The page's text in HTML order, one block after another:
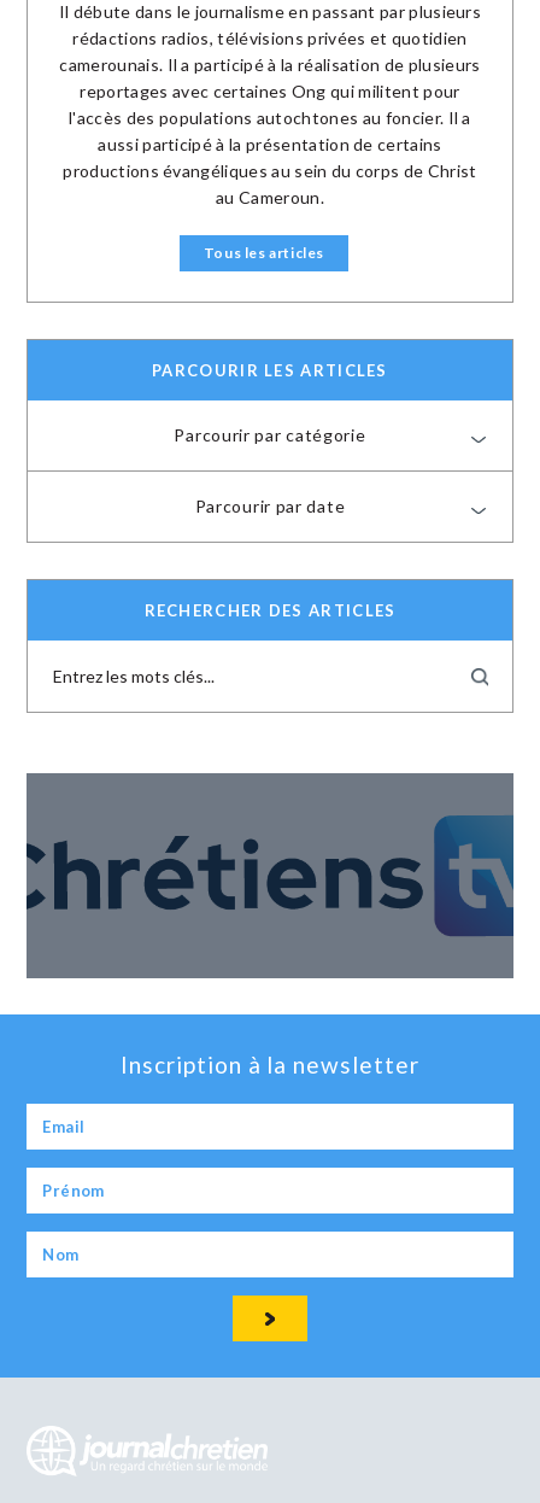
Il débute dans le journalisme en passant par plusieurs
rédactions radios, télévisions privées et quotidien
camerounais. Il a participé à la réalisation de plusieurs
reportages avec certaines Ong qui militent pour
l'accès des populations autochtones au foncier. Il a
aussi participé à la présentation de certains
productions évangéliques au sein du corps de Christ
au Cameroun.
Tous les articles
PARCOURIR LES ARTICLES
Parcourir par catégorie
Parcourir par date
RECHERCHER DES ARTICLES
Inscription à la newsletter